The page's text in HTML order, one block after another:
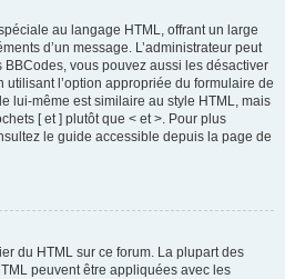
au langage HTML, offrant un large
d’un message. L’administrateur peut
vous pouvez aussi les désactiver
l’option appropriée du formulaire de
lui-même est similaire au style HTML, mais
[ et ] plutôt que < et >. Pour plus
le guide accessible depuis la page de
du HTML sur ce forum. La plupart des
peuvent être appliquées avec les